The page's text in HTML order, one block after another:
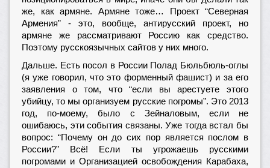
же, как армяне. Армяне тоже… Проект “Северная
Армения” - это, вообще, антирусский проект, но
армяне же рассматривают Россию как средство.
Поэтому русскоязычных сайтов у них много.
Дальше. Есть посол в России Полад Бюльбюль-оглы
(я уже говорил, что это форменный фашист) и за его
заявления о том, что “если вы арестуете этого
убийцу, то мы организуем русские погромы”. Это 2013
год, по-моему, было с Зейналовым, если не
ошибаюсь, эти события связаны. Уже тогда встал бы
вопрос: “Почему он до сих пор является послом в
России?” Всё! Если ты угрожаешь русскими
погромами и Организацией освобождения Карабаха,